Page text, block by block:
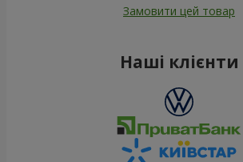
Замовити цей товар
Наші клієнти